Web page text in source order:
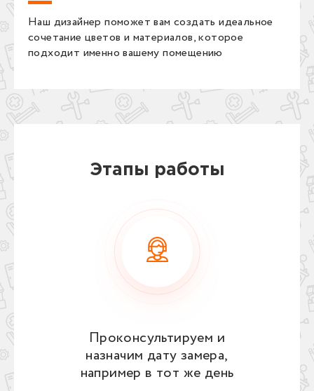
Наш дизайнер поможет вам создать идеальное
сочетание цветов и материалов, которое
подходит именно вашему помещению
Этапы работы
Проконсультируем и
назначим дату замера,
например в тот же день